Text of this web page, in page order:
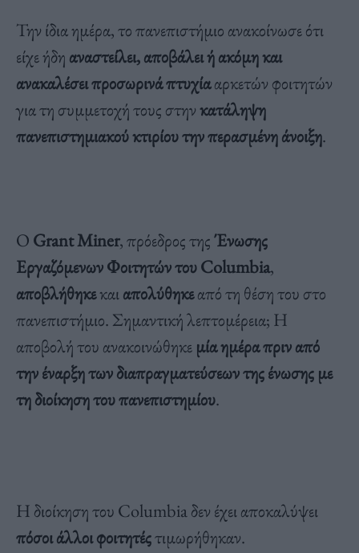
Την ίδια ημέρα, το πανεπιστήμιο ανακοίνωσε ότι
είχε ήδη αναστείλει, αποβάλει ή ακόμη και
ανακαλέσει προσωρινά πτυχίααρκετών φοιτητών
για τη συμμετοχή τους στηνκατάληψη
πανεπιστημιακού κτιρίου την περασμένη άνοιξη.
Ο Grant Miner, πρόεδρος τηςΈνωσης
Εργαζόμενων Φοιτητών του Columbia,
αποβλήθηκεκαιαπολύθηκεαπό τη θέση του στο
πανεπιστήμιο. Σημαντική λεπτομέρεια; Η
αποβολή του ανακοινώθηκε μία ημέρα πριν από
την έναρξη των διαπραγματεύσεων της ένωσης με
τη διοίκηση του πανεπιστημίου.
Η διοίκηση του Columbia δεν έχει αποκαλύψει
πόσοι άλλοι φοιτητέςτιμωρήθηκαν.